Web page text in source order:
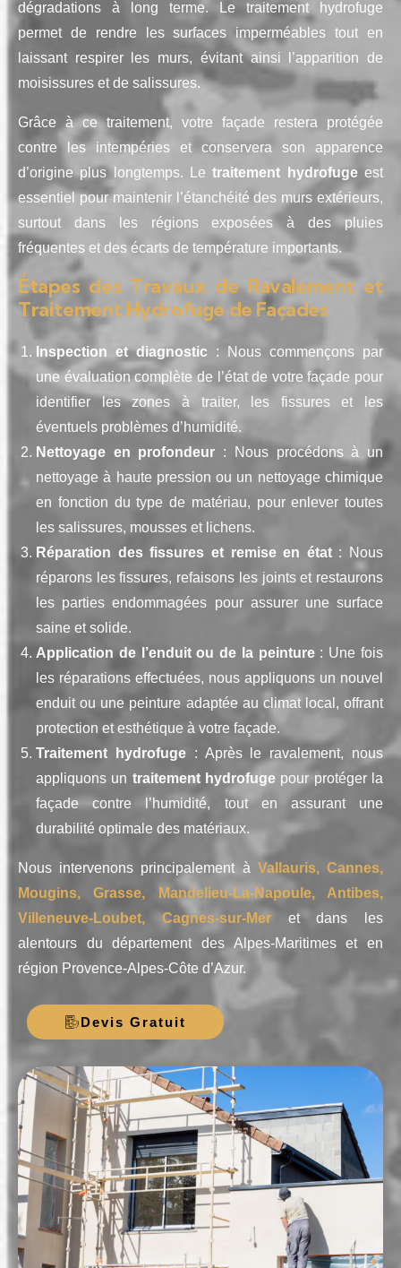
dégradations à long terme. Le traitement hydrofuge
permet de rendre les surfaces imperméables tout en
laissant respirer les murs, évitant ainsi l’apparition de
moisissures et de salissures.
Grâce à ce traitement, votre façade restera protégée
contre les intempéries et conservera son apparence
d’origine plus longtemps. Letraitement hydrofugeest
essentiel pour maintenir l’étanchéité des murs extérieurs,
surtout dans les régions exposées à des pluies
fréquentes et des écarts de température importants.
Étapes des Travaux de Ravalement et
Traitement Hydrofuge de Façades
Inspection et diagnostic : Nous commençons par
une évaluation complète de l’état de votre façade pour
identifier les zones à traiter, les fissures et les
éventuels problèmes d’humidité.
Nettoyage en profondeur : Nous procédons à un
nettoyage à haute pression ou un nettoyage chimique
en fonction du type de matériau, pour enlever toutes
les salissures, mousses et lichens.
Réparation des fissures et remise en état: Nous
réparons les fissures, refaisons les joints et restaurons
les parties endommagées pour assurer une surface
saine et solide.
Application de l’enduit ou de la peinture: Une fois
les réparations effectuées, nous appliquons un nouvel
enduit ou une peinture adaptée au climat local, offrant
protection et esthétique à votre façade.
Traitement hydrofuge: Après le ravalement, nous
appliquons un traitement hydrofuge pour protéger la
façade contre l’humidité, tout en assurant une
durabilité optimale des matériaux.
Nous intervenons principalement à Vallauris, Cannes,
Mougins, Grasse, Mandelieu-La-Napoule, Antibes,
Villeneuve-Loubet, Cagnes-sur-Meret dans les
alentours du département des Alpes-Maritimes et en
région Provence-Alpes-Côte d’Azur.
Devis Gratuit